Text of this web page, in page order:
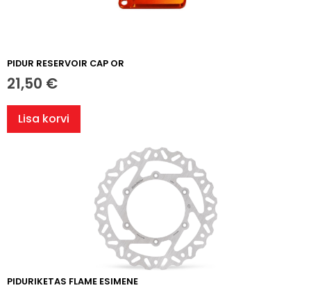
PIDUR RESERVOIR CAP OR
21,50 €
Lisa korvi
PIDURIKETAS FLAME ESIMENE